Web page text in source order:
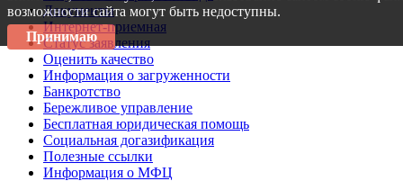
Документы
Интернет-приемная
Статус заявления
Оценить качество
Информация о загруженности
Банкротство
Бережливое управление
Бесплатная юридическая помощь
Социальная догазификация
Полезные ссылки
Информация о МФЦ
возможности сайта могут быть недоступны.
Принимаю